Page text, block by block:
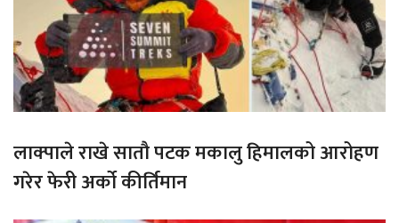
लाक्पाले राखे सातौ पटक मकालु हिमालको आरोहण
गरेर फेरी अर्को कीर्तिमान